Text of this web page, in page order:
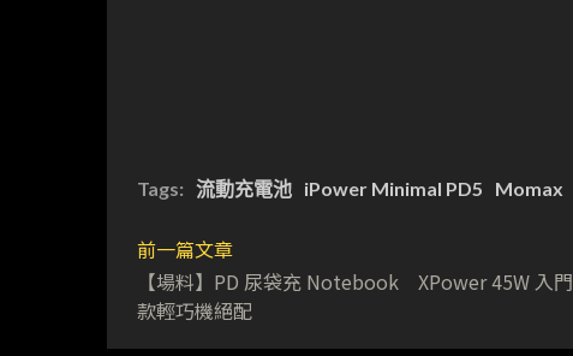
Tags: 流動充電池 iPower Minimal PD5 Momax
前一篇文章
【場料】PD 尿袋充 Notebook XPower 45W 入門
款輕巧機絕配